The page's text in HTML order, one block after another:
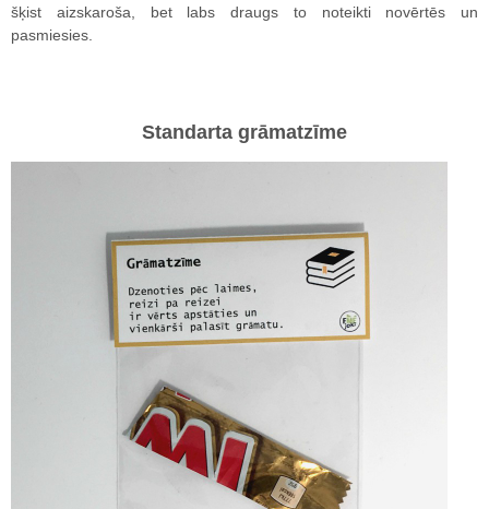
šķist aizskaroša, bet labs draugs to noteikti novērtēs un
pasmiesies.
Standarta grāmatzīme